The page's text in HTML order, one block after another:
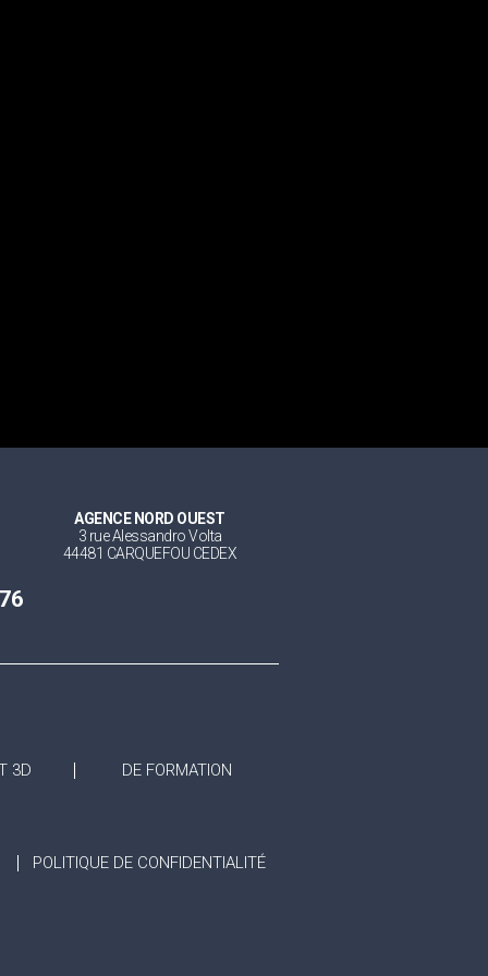
AGENCE NORD OUEST
3 rue Alessandro Volta
44481 CARQUEFOU CEDEX
3D DE FORMATION
POLITIQUE DE CONFIDENTIALITÉ